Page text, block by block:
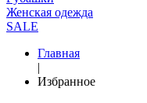
Женская одежда
SALE
Главная
|
Избранное